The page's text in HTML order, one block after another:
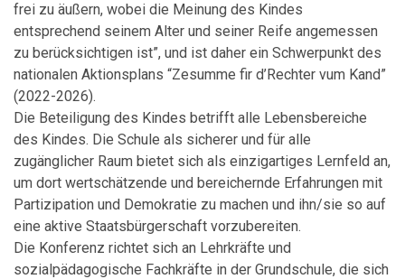
frei zu äußern, wobei die Meinung des Kindes
entsprechend seinem Alter und seiner Reife angemessen
zu berücksichtigen ist”, und ist daher ein Schwerpunkt des
nationalen Aktionsplans “Zesumme fir d’Rechter vum Kand”
(2022-2026).
Die Beteiligung des Kindes betrifft alle Lebensbereiche
des Kindes. Die Schule als sicherer und für alle
zugänglicher Raum bietet sich als einzigartiges Lernfeld an,
um dort wertschätzende und bereichernde Erfahrungen mit
Partizipation und Demokratie zu machen und ihn/sie so auf
eine aktive Staatsbürgerschaft vorzubereiten.
Die Konferenz richtet sich an Lehrkräfte und
sozialpädagogische Fachkräfte in der Grundschule, die sich